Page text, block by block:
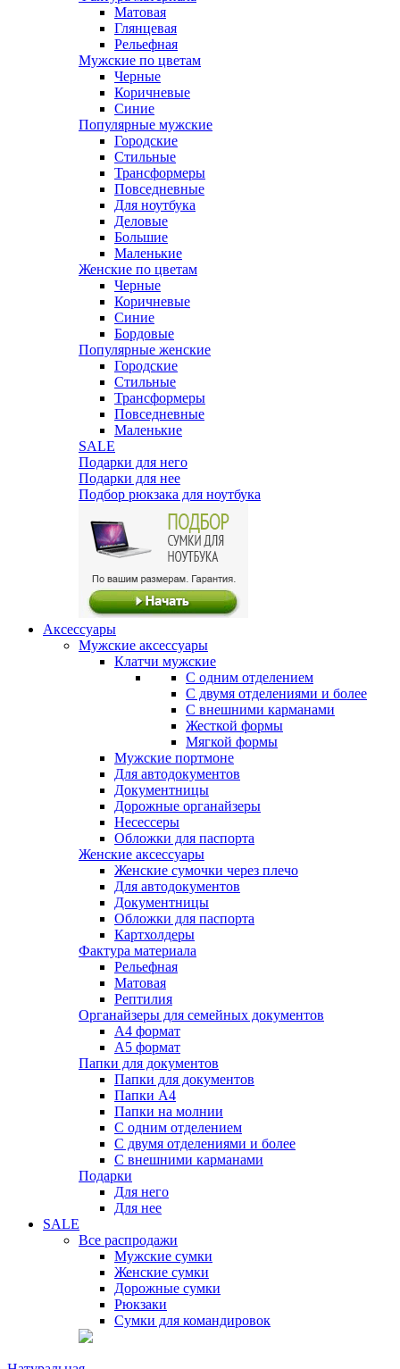
Матовая
Глянцевая
Рельефная
Мужские по цветам
Черные
Коричневые
Синие
Популярные мужские
Городские
Стильные
Трансформеры
Повседневные
Для ноутбука
Деловые
Большие
Маленькие
Женские по цветам
Черные
Коричневые
Синие
Бордовые
Популярные женские
Городские
Стильные
Трансформеры
Повседневные
Маленькие
SALE
Подарки для него
Подарки для нее
Подбор рюкзака для ноутбука
Аксессуары
Мужские аксессуары
Клатчи мужские
С одним отделением
С двумя отделениями и более
С внешними карманами
Жесткой формы
Мягкой формы
Мужские портмоне
Для автодокументов
Документницы
Дорожные органайзеры
Несессеры
Обложки для паспорта
Женские аксессуары
Женские сумочки через плечо
Для автодокументов
Документницы
Обложки для паспорта
Картхолдеры
Фактура материала
Рельефная
Матовая
Рептилия
Органайзеры для семейных документов
А4 формат
А5 формат
Папки для документов
Папки для документов
Папки А4
Папки на молнии
С одним отделением
С двумя отделениями и более
С внешними карманами
Подарки
Для него
Для нее
SALE
Все распродажи
Мужские сумки
Женские сумки
Дорожные сумки
Рюкзаки
Сумки для командировок